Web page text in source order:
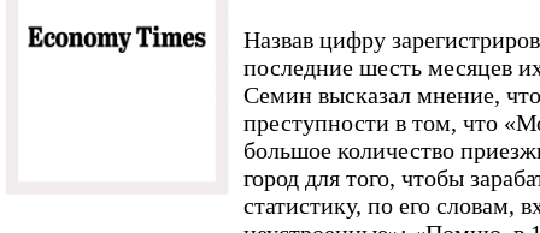
Назвав цифру
последние шесть месяцев
Семин высказал мнение,
преступности в том, что
большое количество
город для того, чтобы
статистику, по его словам,